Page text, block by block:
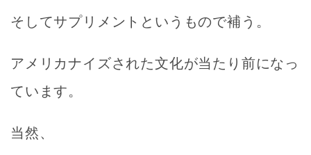
そしてサプリメントというもので補う。
アメリカナイズされた文化が当たり前になっ
ています。
当然、